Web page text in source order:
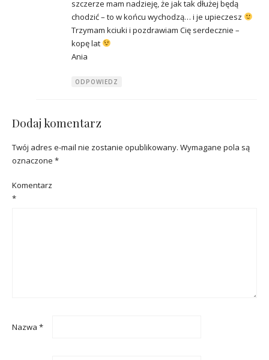
szczerze mam nadzieję, że jak tak dłużej będą
chodzić – to w końcu wychodzą… i je upieczesz
Trzymam kciuki i pozdrawiam Cię serdecznie –
kopę lat
Ania
ODPOWIEDZ
Dodaj komentarz
Twój adres e-mail nie zostanie opublikowany. Wymagane pola są
oznaczone *
Komentarz
*
Nazwa *